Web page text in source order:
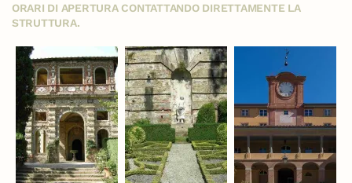
ORARI DI APERTURA CONTATTANDO DIRETTAMENTE LA
STRUTTURA.